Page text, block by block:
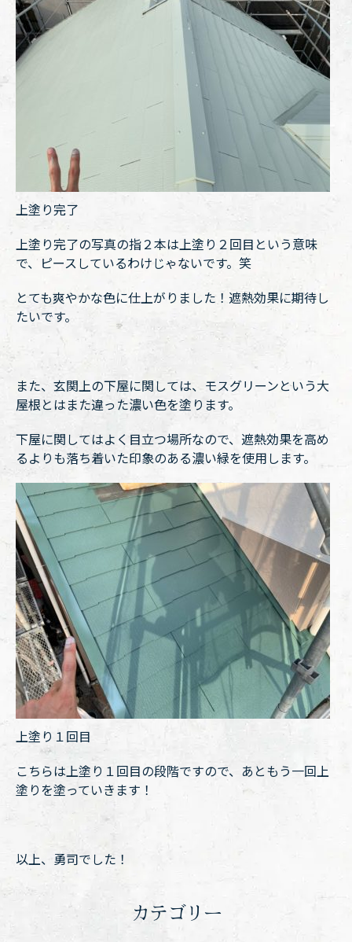
上塗り完了
上塗り完了の写真の指２本は上塗り２回目という意味
で、ピースしているわけじゃないです。笑
とても爽やかな色に仕上がりました！遮熱効果に期待し
たいです。
また、玄関上の下屋に関しては、モスグリーンという大
屋根とはまた違った濃い色を塗ります。
下屋に関してはよく目立つ場所なので、遮熱効果を高め
るよりも落ち着いた印象のある濃い緑を使用します。
上塗り１回目
こちらは上塗り１回目の段階ですので、あともう一回上
塗りを塗っていきます！
以上、勇司でした！
カテゴリー